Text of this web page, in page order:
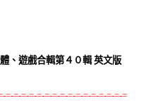
、遊戲合輯第４０輯 英文版
=-=-=-=-=-=-=-=-=-=-=-=-=-=-=-=